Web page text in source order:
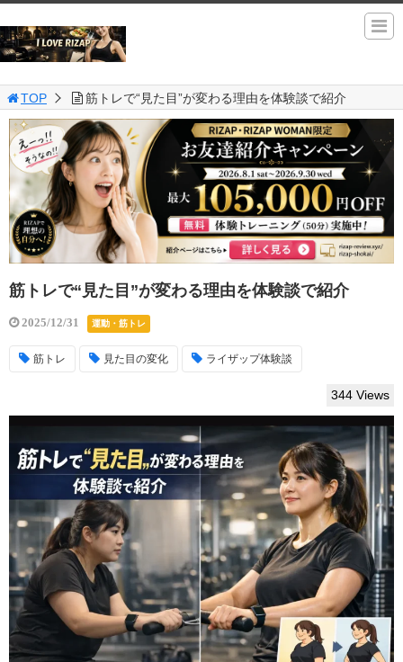
TOP 筋トレで“見た目”が変わる理由を体験談で紹介
筋トレで“見た目”が変わる理由を体験談で紹介
2025/12/31 運動・筋トレ
筋トレ 見た目の変化 ライザップ体験談
344 Views